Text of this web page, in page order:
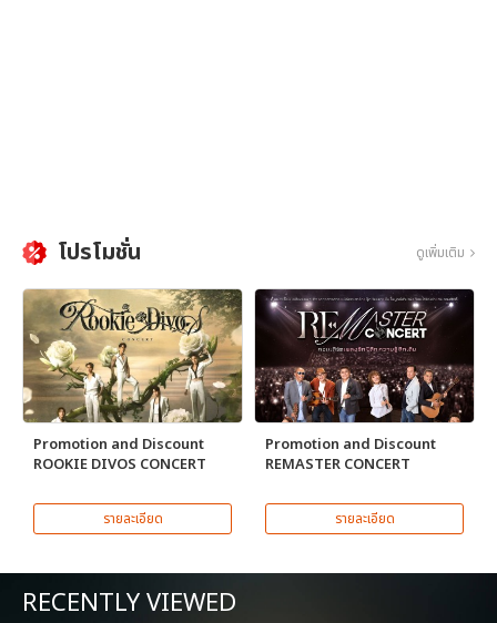
โปรโมชั่น ดูเพิ่มเติม
Promotion and Discount
ROOKIE DIVOS CONCERT
รายละเอียด
Promotion and Discount
REMASTER CONCERT
รายละเอียด
RECENTLY VIEWED